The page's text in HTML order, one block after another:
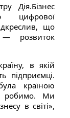
Дія.Бізнес
цифрової
що
— розвиток
в якій
підприємці.
країною
робимо. Ми
в світі»,